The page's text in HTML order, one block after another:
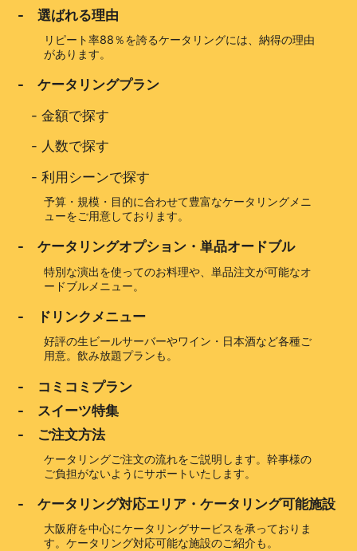
- 選ばれる理由
リピート率88％を誇るケータリングには、納得の理由
があります。
- ケータリングプラン
-金額で探す
- 人数で探す
-利用シーンで探す
予算・規模・目的に合わせて豊富なケータリングメニ
ューをご用意しております。
- ケータリングオプション・単品オードブル
特別な演出を使ってのお料理や、単品注文が可能なオ
ードブルメニュー。
- ドリンクメニュー
好評の生ビールサーバーやワイン・日本酒など各種ご
用意。飲み放題プランも。
- コミコミプラン
- スイーツ特集
- ご注文方法
ケータリングご注文の流れをご説明します。幹事様の
ご負担がないようにサポートいたします。
- ケータリング対応エリア・ケータリング可能施設
大阪府を中心にケータリングサービスを承っておりま
す。ケータリング対応可能な施設のご紹介も。